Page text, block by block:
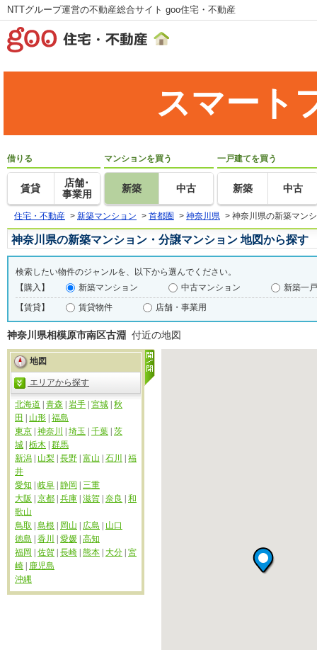
NTTグループ運営の不動産総合サイト goo住宅・不動産
スマート
借りる
賃貸
店舗･
事業用
マンションを買う
新築 中古
一戸建てを買う
新築 中古
住宅・不動産 > 新築マンション > 首都圏 > 神奈川県 > 神奈川県の新築マン
神奈川県の新築マンション・分譲マンション 地図から探す
検索したい物件のジャンルを、以下から選んでください。
【購入】
新築マンション 中古マンション
新築一
【賃貸】
賃貸物件 店舗・事業用
神奈川県相模原市南区古淵 付近の地図
地図
エリアから探す
北海道 青森 岩手 宮城 秋
田
山形 福島
東京 神奈川 埼玉 千葉 茨
城 栃木 群馬
新潟
山梨 長野 富山 石川
福
井
愛知
岐阜 静岡
三重
大阪
京都 兵庫 滋賀 奈良
和
歌山
鳥取
島根 岡山 広島
山口
徳島
香川 愛媛 高知
福岡
佐賀 長崎 熊本 大分 宮
崎
鹿児島
沖縄